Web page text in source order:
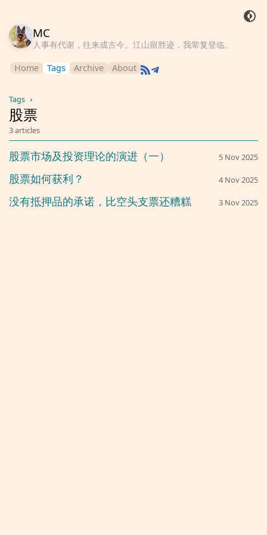
MC
人事有代谢，往来成古今。江山留胜迹，我辈复登临。
Home Tags Archive About
Tags ›
股票
3 articles
股票市场及投资理论的演进（一） 5 Nov 2025
股票如何获利？ 4 Nov 2025
没有抵押品的承诺，比空头支票还糟糕 3 Nov 2025